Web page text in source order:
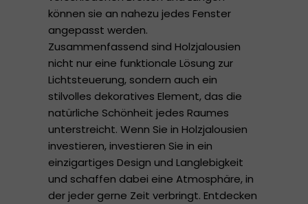
können sie an nahezu jedes Fenster
angepasst werden.
Zusammenfassend sind Holzjalousien
nicht nur eine funktionale Lösung zur
Lichtsteuerung, sondern auch ein
stilvolles dekoratives Element, das die
natürliche Schönheit jedes Raumes
unterstreicht. Wenn Sie in Holzjalousien
investieren, investieren Sie in ein
einzigartiges Design und Langlebigkeit
und schaffen dabei eine Atmosphäre, in
der jeder gerne Zeit verbringt. Entdecken